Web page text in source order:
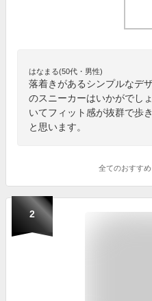
はなまる(50代・男性)
落着きがあるシンプルなデ
のスニーカーはいかがでし
いてフィット感が抜群で歩
と思います。
全てのおすすめ
2